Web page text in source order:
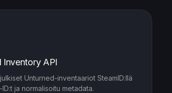
Inventory API
Unturned-inventaariot SteamID:llä
ja normalisoitu metadata.